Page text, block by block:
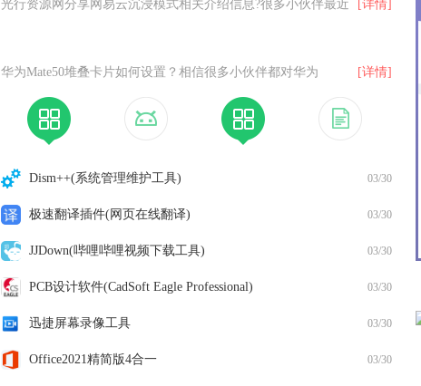
光行资源网分享网易云沉浸模式相关介绍信息?很多小伙伴最近
[详情]
华为Mate50堆叠卡片如何设置？相信很多小伙伴都对华为
Mate50的堆叠卡片功能十分感兴趣，能够为用户们带来更加便
利的手机使用体验。接下来就让小编为你详细讲解一下华为
Mate ...
[详情]
03/30
Dism++(系统管理维护工具)
03/30
极速翻译插件(网页在线翻译)
03/30
JJDown(哔哩哔哩视频下载工具)
03/30
PCB设计软件(CadSoft Eagle Professional)
03/30
迅捷屏幕录像工具
03/30
Office2021精简版4合一